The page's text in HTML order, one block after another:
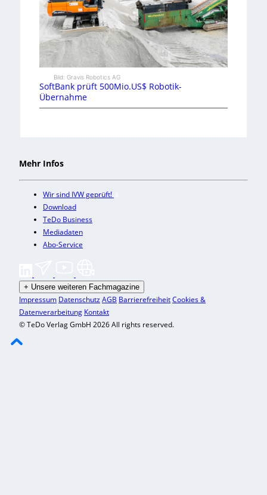
Bild: Gravis Robotics AG
SoftBank prüft 500Mio.US$ Robotik-
Übernahme
Mehr Infos
Wir sind IVW geprüft!
Download
TeDo Business
Mediadaten
Abo-Service
+ Unsere weiteren Fachmagazine
Impressum DatenschutzAGB BarrierefreiheitCookies &
Datenverarbeitung Kontakt
© TeDo Verlag GmbH 2026 All rights reserved.